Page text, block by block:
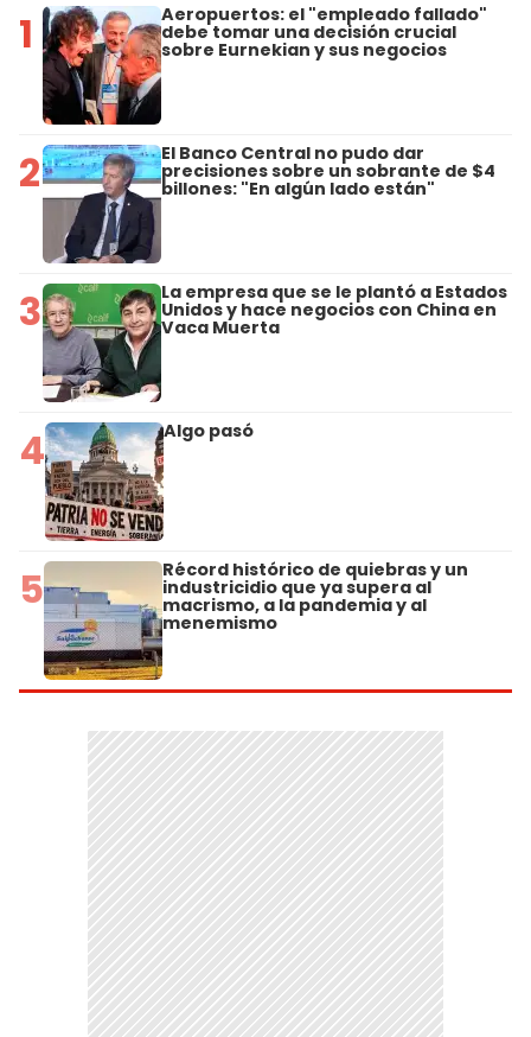
1 Aeropuertos: el "empleado fallado"
debe tomar una decisión crucial
sobre Eurnekian y sus negocios
2 El Banco Central no pudo dar
precisiones sobre un sobrante de $4
billones: "En algún lado están"
3 La empresa que se le plantó a Estados
Unidos y hace negocios con China en
Vaca Muerta
4 Algo pasó
5 Récord histórico de quiebras y un
industricidio que ya supera al
macrismo, a la pandemia y al
menemismo